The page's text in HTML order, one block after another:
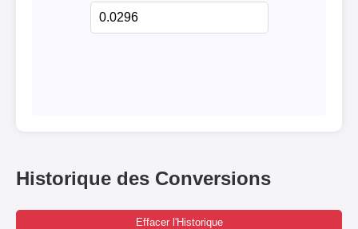
Historique des Conversions
Effacer l'Historique